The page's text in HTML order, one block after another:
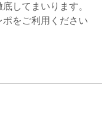
してまいります。
をご利用ください